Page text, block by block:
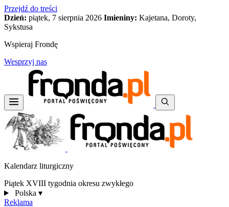
Przejdź do treści
Dzień: piątek, 7 sierpnia 2026 Imieniny: Kajetana, Doroty,
Sykstusa
Wspieraj Frondę
Wesprzyj nas
Kalendarz liturgiczny
Piątek XVIII tygodnia okresu zwykłego
Polska ▾
Reklama